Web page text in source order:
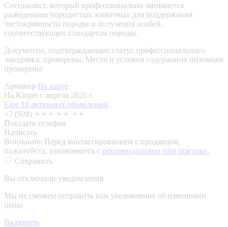
Специалист, который профессионально занимается
разведением породистых животных для поддержания
чистокровности породы и получения особей,
соответствующих стандартам породы.
Документы, подтверждающие статус профессионального
заводчика, проверены. Место и условия содержания питомцев
проверены
Армавир На карте
На Kinpet c апреля 2026 г.
Еще 18 активных объявлений
+7 (928) ⚬⚬⚬ ⚬⚬ ⚬⚬
Показать телефон
Написать
Внимание: Перед контактированием с продавцом,
пожалуйста, ознакомьтесь с рекомендациями при покупке.
Сохранить
Вы отключили уведомления
Мы не сможем отправить вам уведомление об изменении
цены
Включить